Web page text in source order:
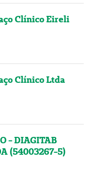
Clínico Eireli
Clínico Ltda
- DIAGITAB
(54003267-5)